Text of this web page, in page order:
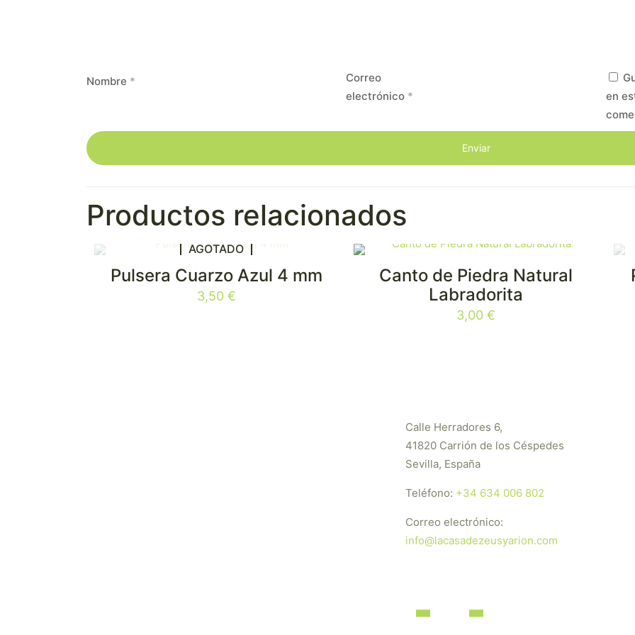
Nombre *
Correo
electrónico *
en
Productos relacionados
AGOTADO
Pulsera Cuarzo Azul 4 mm
3,50 €
Canto de Piedra Natural
Labradorita
3,00 €
Calle Herradores 6,
41820 Carrión de los Céspedes
Sevilla, España
Teléfono: +34 634 006 802
Correo electrónico:
info@lacasadezeusyarion.com